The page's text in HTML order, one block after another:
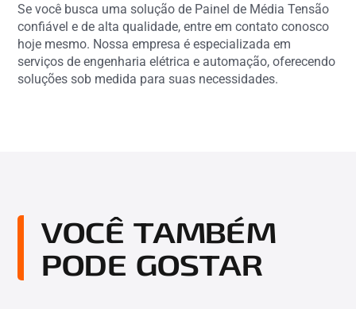
Se você busca uma solução de Painel de Média Tensão
confiável e de alta qualidade, entre em contato conosco
hoje mesmo. Nossa empresa é especializada em
serviços de engenharia elétrica e automação, oferecendo
soluções sob medida para suas necessidades.
VOCÊ TAMBÉM
PODE GOSTAR